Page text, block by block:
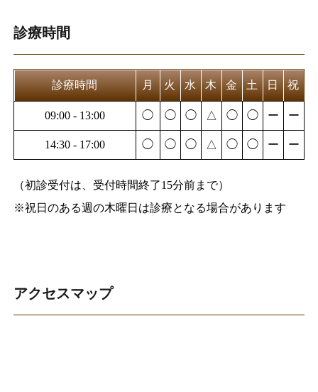
診療時間
診療時間 月 火 水 木 金 土 日 祝
09:00 - 13:00 ◯ ◯ ◯ △ ◯ ◯ ー ー
14:30 - 17:00 ◯ ◯ ◯ △ ◯ ◯ ー ー
（初診受付は、受付時間終了15分前まで）
※祝日のある週の木曜日は診療となる場合があります
アクセスマップ